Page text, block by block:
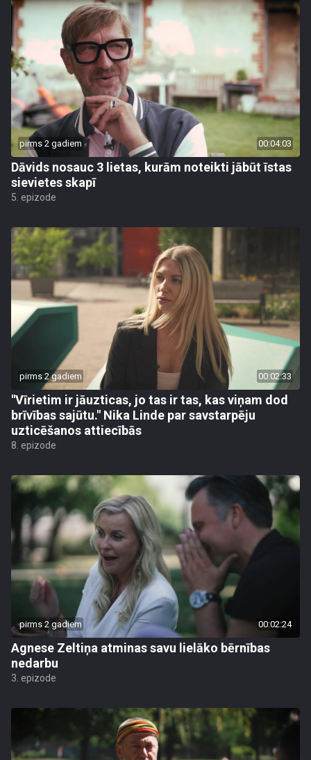
pirms 2 gadiem 00:04:03
Dāvids nosauc 3 lietas, kurām noteikti jābūt īstas
sievietes skapī
5. epizode
pirms 2 gadiem 00:02:33
"Vīrietim ir jāuzticas, jo tas ir tas, kas viņam dod
brīvības sajūtu." Nika Linde par savstarpēju
uzticēšanos attiecībās
8. epizode
pirms 2 gadiem 00:02:24
Agnese Zeltiņa atminas savu lielāko bērnības
nedarbu
3. epizode